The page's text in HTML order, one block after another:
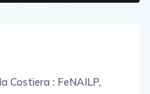
Costiera : FeNAILP,